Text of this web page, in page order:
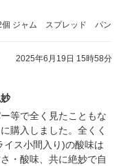
個 ジャム スプレッド パン
2025年6月19日 15時58分
等で全く見たこともな
購入しました。全くく
イス小間入り)の酸味は
・酸味、共に絶妙で自